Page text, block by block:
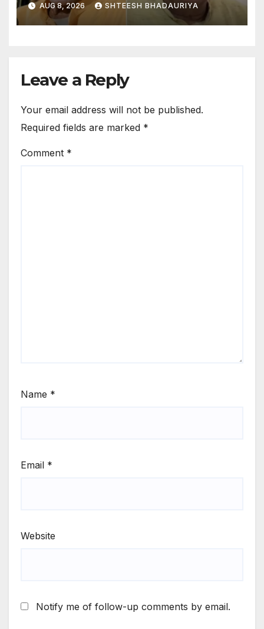
Offering Theft: Legal Action
Still Pending Against Those
AUG 8, 2026 SHTEESH BHADAURIYA
Leave a Reply
Your email address will not be published.
Required fields are marked *
Comment *
Name *
Email *
Website
Notify me of follow-up comments by email.